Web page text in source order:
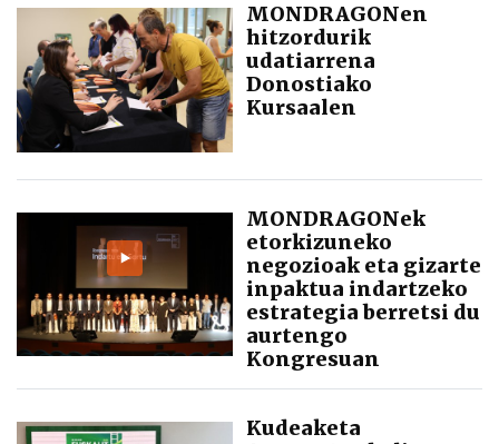
MONDRAGONen
hitzordurik
udatiarrena
Donostiako
Kursaalen
MONDRAGONek
etorkizuneko
negozioak eta gizarte
inpaktua indartzeko
estrategia berretsi du
aurtengo
Kongresuan
Kudeaketa